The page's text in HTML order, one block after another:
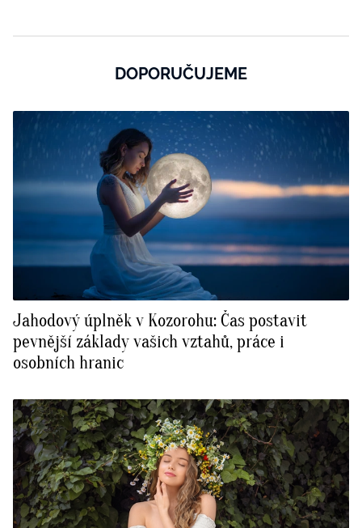
DOPORUČUJEME
Jahodový úplněk v Kozorohu: Čas postavit
pevnější základy vašich vztahů, práce i
osobních hranic